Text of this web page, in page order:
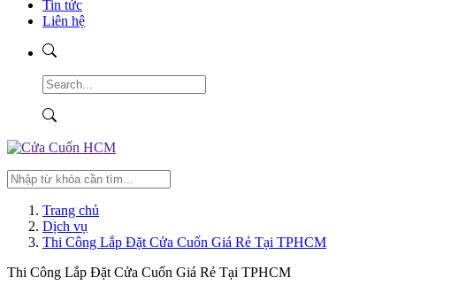
Tin tức
Liên hệ
Trang chủ
Dịch vụ
Thi Công Lắp Đặt Cửa Cuốn Giá Rẻ Tại TPHCM
Thi Công Lắp Đặt Cửa Cuốn Giá Rẻ Tại TPHCM